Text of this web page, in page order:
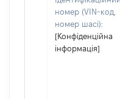
номер (VIN-код,
номер шасі):
[Конфіденційна
інформація]